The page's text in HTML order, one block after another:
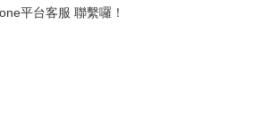
平台客服 聯繫囉！